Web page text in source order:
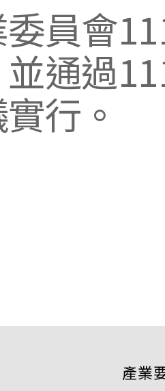
員會
通過
行。
產業